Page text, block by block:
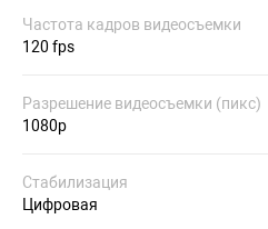
Частота кадров видеосъемки
120 fps
Разрешение видеосъемки (пикс)
1080p
Стабилизация
Цифровая